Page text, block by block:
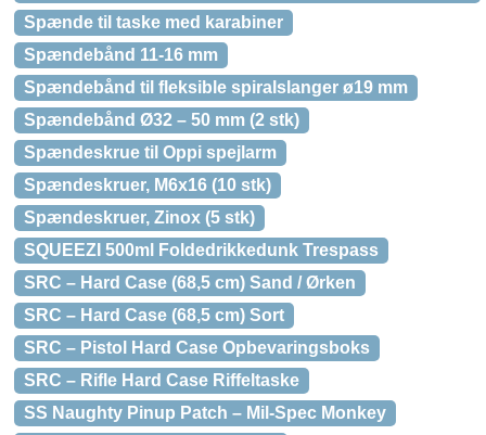
Spænde til taske med karabiner
Spændebånd 11-16 mm
Spændebånd til fleksible spiralslanger ø19 mm
Spændebånd Ø32 – 50 mm (2 stk)
Spændeskrue til Oppi spejlarm
Spændeskruer, M6x16 (10 stk)
Spændeskruer, Zinox (5 stk)
SQUEEZI 500ml Foldedrikkedunk Trespass
SRC – Hard Case (68,5 cm) Sand / Ørken
SRC – Hard Case (68,5 cm) Sort
SRC – Pistol Hard Case Opbevaringsboks
SRC – Rifle Hard Case Riffeltaske
SS Naughty Pinup Patch – Mil-Spec Monkey